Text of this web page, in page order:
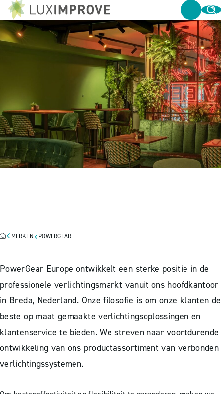
MERKEN POWERGEAR
PowerGear Europe ontwikkelt een sterke positie in de
professionele verlichtingsmarkt vanuit ons hoofdkantoor
in Breda, Nederland. Onze filosofie is om onze klanten de
beste op maat gemaakte verlichtingsoplossingen en
klantenservice te bieden. We streven naar voortdurende
ontwikkeling van ons productassortiment van verbonden
verlichtingssystemen.